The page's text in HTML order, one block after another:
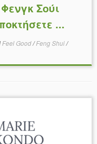
Σούι
...
Feel Good/Feng Shui/